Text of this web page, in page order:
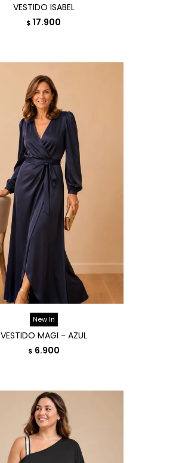
VESTIDO ISABEL
$ 17.900
New In
VESTIDO MAGI - AZUL
$ 6.900